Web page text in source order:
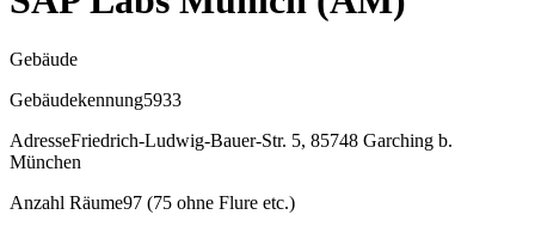
Gebäude
Gebäudekennung5933
AdresseFriedrich-Ludwig-Bauer-Str. 5, 85748 Garching b.
München
Anzahl Räume97 (75 ohne Flure etc.)